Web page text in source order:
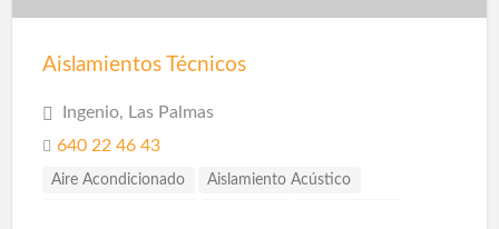
Aislamientos Técnicos
Ingenio, Las Palmas
640 22 46 43
Aire Acondicionado Aislamiento Acústico